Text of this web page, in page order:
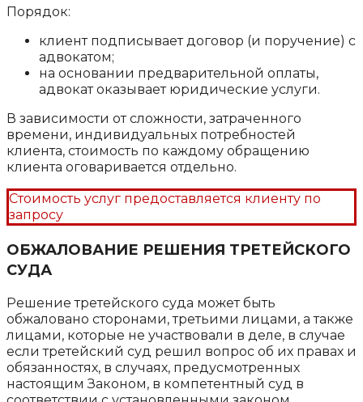
Порядок:
клиент подписывает договор (и поручение) с
адвокатом;
на основании предварительной оплаты,
адвокат оказывает юридические услуги.
В зависимости от сложности, затраченного
времени, индивидуальных потребностей
клиента, стоимость по каждому обращению
клиента оговаривается отдельно.
Стоимость услуг предоставляется клиенту по
запросу
ОБЖАЛОВАНИЕ РЕШЕНИЯ ТРЕТЕЙСКОГО
СУДА
Решение третейского суда может быть
обжаловано сторонами, третьими лицами, а также
лицами, которые не участвовали в деле, в случае
если третейский суд решил вопрос об их правах и
обязанностях, в случаях, предусмотренных
настоящим Законом, в компетентный суд в